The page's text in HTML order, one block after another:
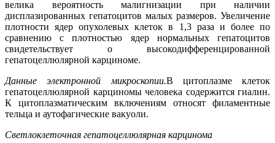
велика вероятность малигнизации при наличии
дисплазированных гепатоцитов малых размеров. Увеличение
плотности ядер опухолевых клеток в 1,3 раза и более по
сравнению с плотностью ядер нормальных гепатоцитов
свидетельствует о высокодифференцированной
гепатоцеллюлярной карциноме.
Данные электронной микроскопии.В цитоплазме клеток
гепатоцеллюлярной карциномы человека содержится гиалин.
К цитоплазматическим включениям относят филаментные
тельца и аутофагические вакуоли.
Светлоклеточная гепатоцеллюлярная карцинома